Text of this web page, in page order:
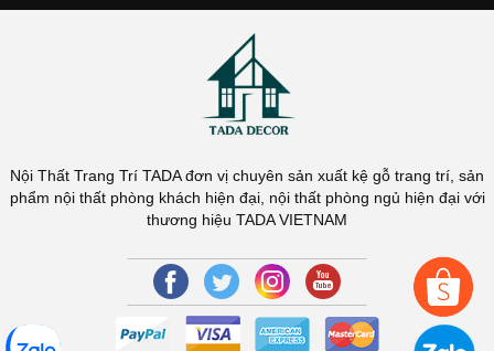
Nội Thất Trang Trí TADA đơn vị chuyên sản xuất kệ gỗ trang trí, sản
phẩm nội thất phòng khách hiện đại, nội thất phòng ngủ hiện đại với
thương hiệu TADA VIETNAM